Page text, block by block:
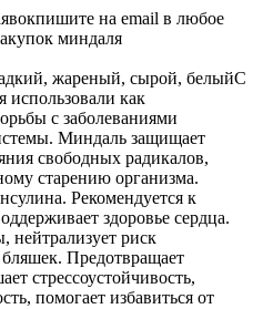
пишите на email в любое
миндаля
жареный, сырой, белыйС
использовали как
с заболеваниями
Миндаль защищает
свободных радикалов,
старению организма.
Рекомендуется к
здоровье сердца.
нейтрализует риск
Предотвращает
стрессоустойчивость,
помогает избавиться от